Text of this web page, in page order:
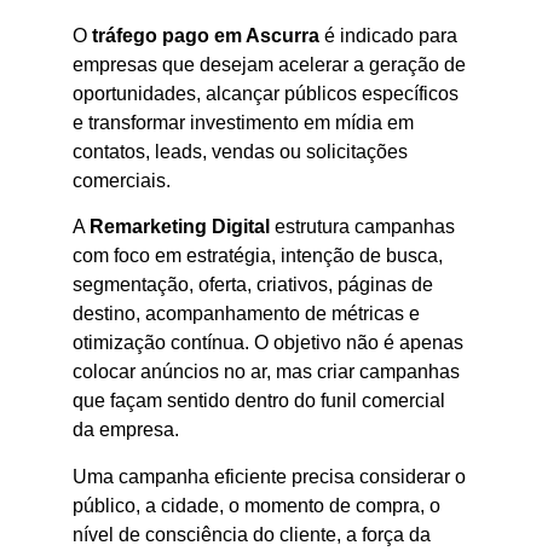
O tráfego pago em Ascurra é indicado para
empresas que desejam acelerar a geração de
oportunidades, alcançar públicos específicos
e transformar investimento em mídia em
contatos, leads, vendas ou solicitações
comerciais.
A Remarketing Digital estrutura campanhas
com foco em estratégia, intenção de busca,
segmentação, oferta, criativos, páginas de
destino, acompanhamento de métricas e
otimização contínua. O objetivo não é apenas
colocar anúncios no ar, mas criar campanhas
que façam sentido dentro do funil comercial
da empresa.
Uma campanha eficiente precisa considerar o
público, a cidade, o momento de compra, o
nível de consciência do cliente, a força da